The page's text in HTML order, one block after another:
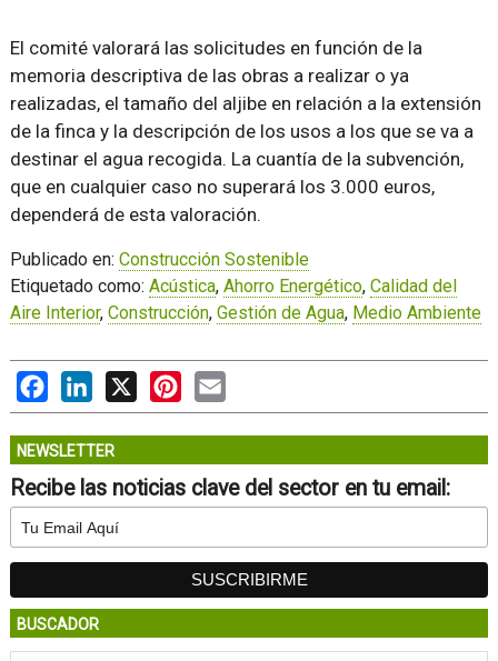
El comité valorará las solicitudes en función de la
memoria descriptiva de las obras a realizar o ya
realizadas, el tamaño del aljibe en relación a la extensión
de la finca y la descripción de los usos a los que se va a
destinar el agua recogida. La cuantía de la subvención,
que en cualquier caso no superará los 3.000 euros,
dependerá de esta valoración.
Publicado en: Construcción Sostenible
Etiquetado como: Acústica, Ahorro Energético, Calidad del
Aire Interior, Construcción, Gestión de Agua, Medio Ambiente
FacebookLinkedIn
X PinterestEmail
NEWSLETTER
Recibe las noticias clave del sector en tu email:
BUSCADOR